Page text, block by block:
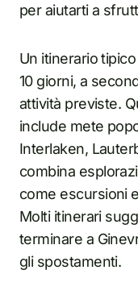
per aiutarti a
Un itinerario
10 giorni, a
attività previste.
include mete
Interlaken,
combina
come escursioni
Molti itinerari
terminare a
gli spostamenti.